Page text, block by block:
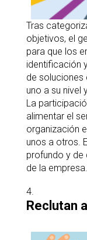
Tras
objetivos, el
para que los
identificación
de soluciones
uno a su nivel
La
alimentar el
organización
unos a otros.
profundo y de
de la empresa.
Reclutan